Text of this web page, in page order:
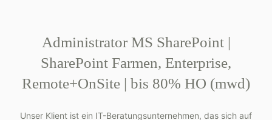
Administrator MS SharePoint |
SharePoint Farmen, Enterprise,
Remote+OnSite | bis 80% HO (mwd)
Unser Klient ist ein IT-Beratungsunternehmen, das sich auf